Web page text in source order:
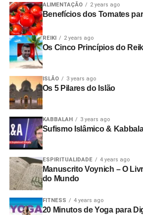
ALIMENTAÇÃO 2 years ago
Benefícios dos Tomates
REIKI 2 years ago
Os Cinco Princípios do
ISLÃO 3 years ago
Os 5 Pilares do Islão
KABBALAH 3 years ago
Sufismo Islâmico &
ESPIRITUALIDADE 4 years ago
Manuscrito Voynich – O
do Mundo
FITNESS 4 years ago
20 Minutos de Yoga para